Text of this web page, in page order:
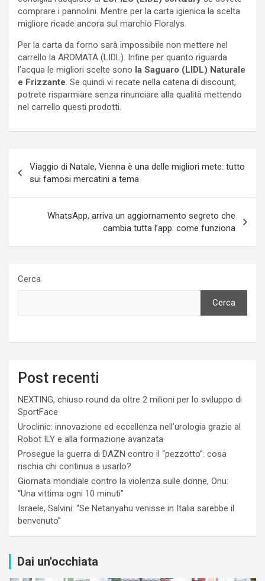
comprare i pannolini. Mentre per la carta igienica la scelta
migliore ricade ancora sul marchio Floralys.
Per la carta da forno sarà impossibile non mettere nel
carrello la AROMATA (LIDL). Infine per quanto riguarda
l’acqua le migliori scelte sono la Saguaro (LIDL) Naturale
e Frizzante. Se quindi vi recate nella catena di discount,
potrete risparmiare senza rinunciare alla qualità mettendo
nel carrello questi prodotti.
articoli
Viaggio di Natale, Vienna è una delle migliori mete: tutto
sui famosi mercatini a tema
WhatsApp, arriva un aggiornamento segreto che
cambia tutta l’app: come funziona
Cerca
Cerca
Post recenti
NEXTING, chiuso round da oltre 2 milioni per lo sviluppo di
SportFace
Uroclinic: innovazione ed eccellenza nell’urologia grazie al
Robot ILY e alla formazione avanzata
Prosegue la guerra di DAZN contro il “pezzotto”: cosa
rischia chi continua a usarlo?
Giornata mondiale contro la violenza sulle donne, Onu:
“Una vittima ogni 10 minuti”
Israele, Salvini: “Se Netanyahu venisse in Italia sarebbe il
benvenuto”
Dai un'occhiata